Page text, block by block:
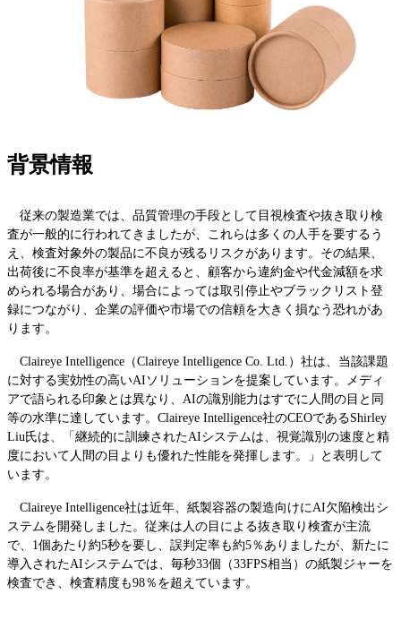
背景情報
従来の製造業では、品質管理の手段として目視検査や抜き取り検
査が一般的に行われてきましたが、これらは多くの人手を要するう
え、検査対象外の製品に不良が残るリスクがあります。その結果、
出荷後に不良率が基準を超えると、顧客から違約金や代金減額を求
められる場合があり、場合によっては取引停止やブラックリスト登
録につながり、企業の評価や市場での信頼を大きく損なう恐れがあ
ります。
Claireye Intelligence（Claireye Intelligence Co. Ltd.）社は、当該課題
に対する実効性の高いAIソリューションを提案しています。メディ
アで語られる印象とは異なり、AIの識別能力はすでに人間の目と同
等の水準に達しています。Claireye Intelligence社のCEOであるShirley
Liu氏は、「継続的に訓練されたAIシステムは、視覚識別の速度と精
度において人間の目よりも優れた性能を発揮します。」と表明して
います。
Claireye Intelligence社は近年、紙製容器の製造向けにAI欠陥検出シ
ステムを開発しました。従来は人の目による抜き取り検査が主流
で、1個あたり約5秒を要し、誤判定率も約5％ありましたが、新たに
導入されたAIシステムでは、毎秒33個（33FPS相当）の紙製ジャーを
検査でき、検査精度も98％を超えています。